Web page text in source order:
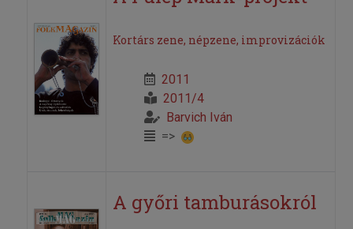
Kortárs zene, népzene, improvizációk
2011
2011/4
Barvich Iván
=>
A győri tamburásokról